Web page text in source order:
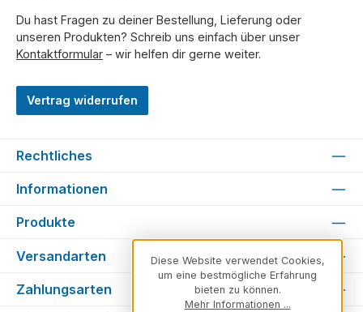
Du hast Fragen zu deiner Bestellung, Lieferung oder
unseren Produkten? Schreib uns einfach über unser
Kontaktformular – wir helfen dir gerne weiter.
Vertrag widerrufen
Rechtliches
Informationen
Produkte
Versandarten
Zahlungsarten
Diese Website verwendet Cookies,
um eine bestmögliche Erfahrung
bieten zu können.
Mehr Informationen ...